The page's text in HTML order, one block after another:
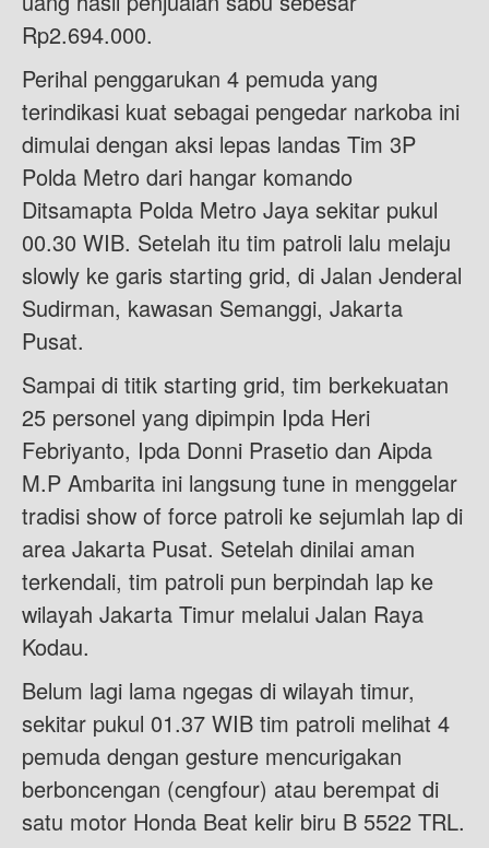
Rp2.694.000.
Perihal penggarukan 4 pemuda yang
terindikasi kuat sebagai pengedar narkoba ini
dimulai dengan aksi lepas landas Tim 3P
Polda Metro dari hangar komando
Ditsamapta Polda Metro Jaya sekitar pukul
00.30 WIB. Setelah itu tim patroli lalu melaju
slowly ke garis starting grid, di Jalan Jenderal
Sudirman, kawasan Semanggi, Jakarta
Pusat.
Sampai di titik starting grid, tim berkekuatan
25 personel yang dipimpin Ipda Heri
Febriyanto, Ipda Donni Prasetio dan Aipda
M.P Ambarita ini langsung tune in menggelar
tradisi show of force patroli ke sejumlah lap di
area Jakarta Pusat. Setelah dinilai aman
terkendali, tim patroli pun berpindah lap ke
wilayah Jakarta Timur melalui Jalan Raya
Kodau.
Belum lagi lama ngegas di wilayah timur,
sekitar pukul 01.37 WIB tim patroli melihat 4
pemuda dengan gesture mencurigakan
berboncengan (cengfour) atau berempat di
satu motor Honda Beat kelir biru B 5522 TRL.